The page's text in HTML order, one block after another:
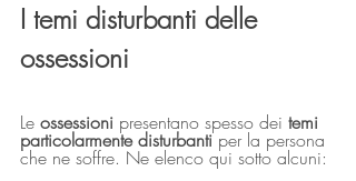
I temi disturbanti delle
ossessioni
Le ossessioni presentano spesso dei temi
particolarmente disturbanti per la persona
che ne soffre. Ne elenco qui sotto alcuni: